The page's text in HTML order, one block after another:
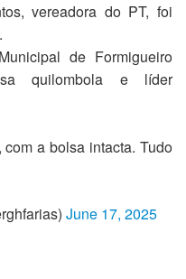
vereadora do PT, foi
de Formigueiro
quilombola e líder
a bolsa intacta. Tudo
June 17, 2025